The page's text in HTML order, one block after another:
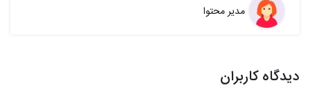
مدیر محتوا
دیدگاه کاربران